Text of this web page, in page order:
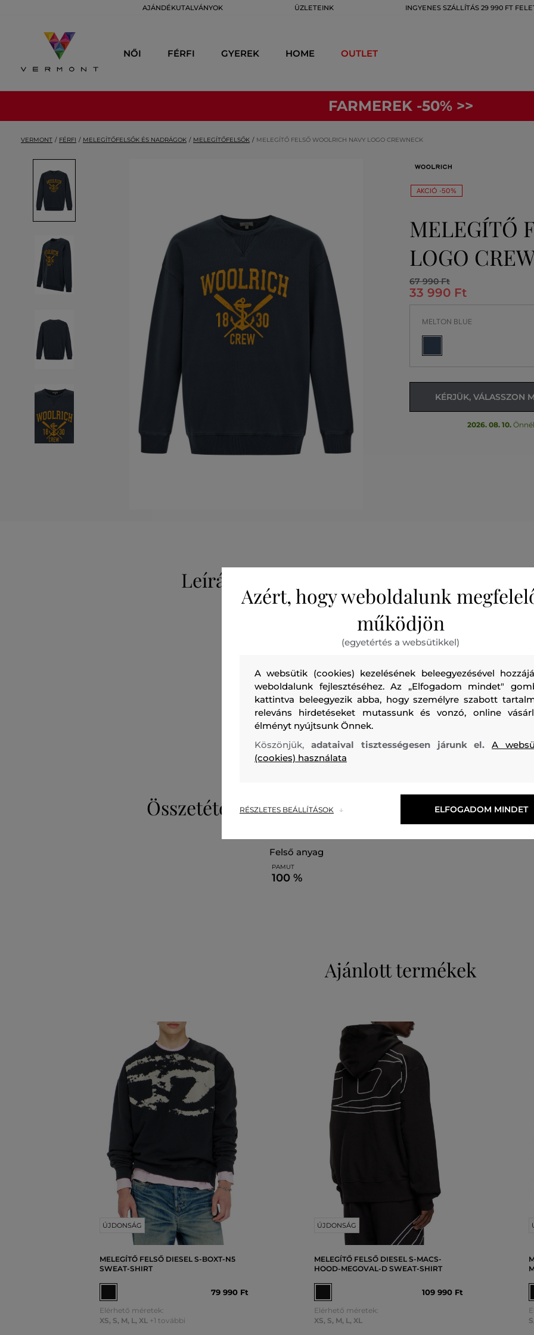
AJÁNDÉKUTALVÁNYOK ÜZLETEINK INGYENES SZÁLLÍTÁS 29 990 FT
NŐI FÉRFI GYEREK HOME OUTLET
FARMEREK -50% >>
VERMONT FÉRFI MELEGÍTŐFELSŐK ÉS NADRÁGOK MELEGÍTŐFELSŐK MELEGÍTŐ FELSŐ WOOLRICH NAVY LOGO CREWNECK
AKCIÓ -50%
MELEGÍTŐ
LOGO
67 990 Ft
33 990 Ft
MELTON BLUE
KÉRJÜK, VÁLASSZON
2026. 08. 10.Önnél
Leírás
Kerek nyakkivágással ellátott férfi melegítő felső. Laza
vállvarrásokkal ellátott. A mellkason található márkanevet
alapításának éve és a szezonális tengerész témájú grafika
kontrasztban van a melegítő felső alapjául szolgáló jersey
kellemesen puha és tökéletesen légáteresztő prémium
pamutszálból készült, amely rendkívül kényelmes
megjelenésű darab, amely fantáziadús megjelenést
öltözékének.
Összetétel
felső anyag
PAMUT
100 %
Ajánlott termékek
ÚJDONSÁG
MELEGÍTŐ FELSŐ DIESEL S-BOXT-N5
SWEAT-SHIRT
79 990 Ft
Elérhető méretek:
XS, S, M, L, XL +1 további
ÚJDONSÁG
MELEGÍTŐ FELSŐ DIESEL S-MACS-
HOOD-MEGOVAL-D SWEAT-SHIRT
109 990 Ft
Elérhető méretek:
XS, S, M, L, XL
S
Azért, hogy weboldalunk
működjön
(egyetértés a websütikkel)
A websütik (cookies) kezelésének beleegyezésével
weboldalunk fejlesztéséhez. Az „Elfogadom mindet"
kattintva beleegyezik abba, hogy személyre szabott
releváns hirdetéseket mutassunk és vonzó, online
élményt nyújtsunk Önnek.
Köszönjük, adataival tisztességesen járunk el.A
(cookies) használata
RÉSZLETES BEÁLLÍTÁSOK ELFOGADOM MINDET